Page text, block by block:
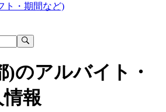
ト・期間など)
)のアルバイト・
報